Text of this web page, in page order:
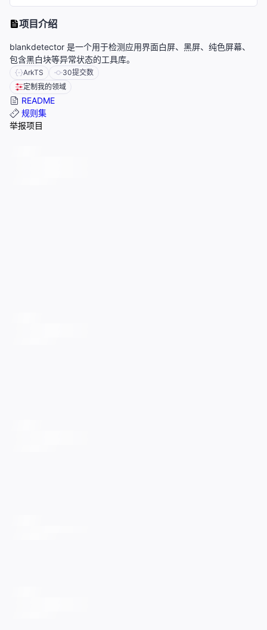
项目介绍
blankdetector 是一个用于检测应用界面白屏、黑屏、纯色屏幕、
包含黑白块等异常状态的工具库。
ArkTS 30提交数
定制我的领域
README
规则集
举报项目